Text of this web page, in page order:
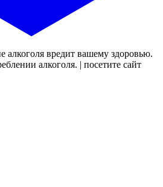
алкоголя вредит вашему здоровью.
алкоголя. | посетите сайт